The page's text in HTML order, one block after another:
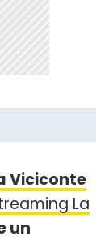
Viciconte
La
un